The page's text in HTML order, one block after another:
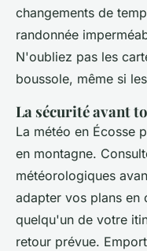
changements de
randonnée
N'oubliez pas les
boussole, même si
La sécurité avant
La météo en Écosse
en montagne.
météorologiques
adapter vos plans en
quelqu'un de votre
retour prévue.